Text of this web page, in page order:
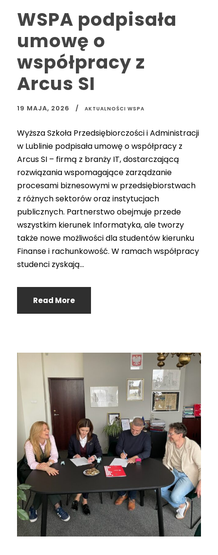
WSPA podpisała
umowę o
współpracy z
Arcus SI
19 MAJA, 2026 AKTUALNOŚCI WSPA
Wyższa Szkoła Przedsiębiorczości i Administracji
w Lublinie podpisała umowę o współpracy z
Arcus SI – firmą z branży IT, dostarczającą
rozwiązania wspomagające zarządzanie
procesami biznesowymi w przedsiębiorstwach
z różnych sektorów oraz instytucjach
publicznych. Partnerstwo obejmuje przede
wszystkim kierunek Informatyka, ale tworzy
także nowe możliwości dla studentów kierunku
Finanse i rachunkowość. W ramach współpracy
studenci zyskają...
Read More